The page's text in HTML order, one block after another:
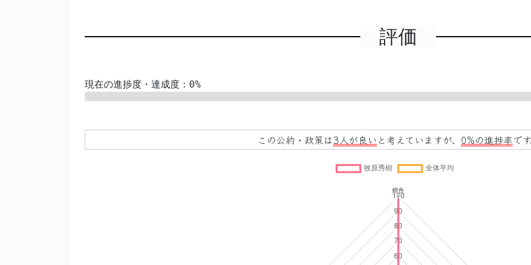
評価
現在の進捗度・達成度：0%
この公約・政策は3人が良い と考えていますが、 0%の進捗率で